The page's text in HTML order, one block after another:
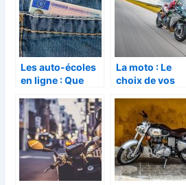
Les auto-écoles
en ligne : Que
nouvelle
tendance qui de
généralise ?
La moto : Le
choix de vos